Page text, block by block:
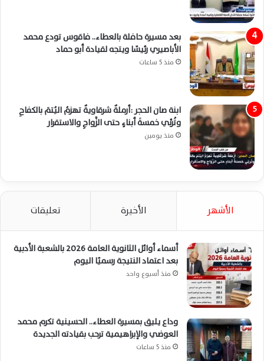
بعد مسيرة حافلة بالعطاء.. فاقوس تودع محمد
الأباصيري رئيسًا ويتجه لقيادة أبو حماد
منذ 5 ساعات
ابنة صان الحجر :أرملةٌ شرقاويةٌ تهزمُ اليُتمَ بالكفاحِ
وتُربِّي خمسةَ أبناءٍ حتى الزَّواجِ والاستقرار
منذ يومين
الأشهر الأخيرة تعليقات
أسماء أوائل الثانوية العامة 2026 بالشعبة الأدبية
بعد اعتماد النتيجة رسميًا اليوم
منذ أسبوع واحد
وداع يليق بمسيرة العطاء.. الحسينية تكرم محمد
العوضي والإبراهيمية ترحب بقيادته الجديدة
منذ 5 ساعات